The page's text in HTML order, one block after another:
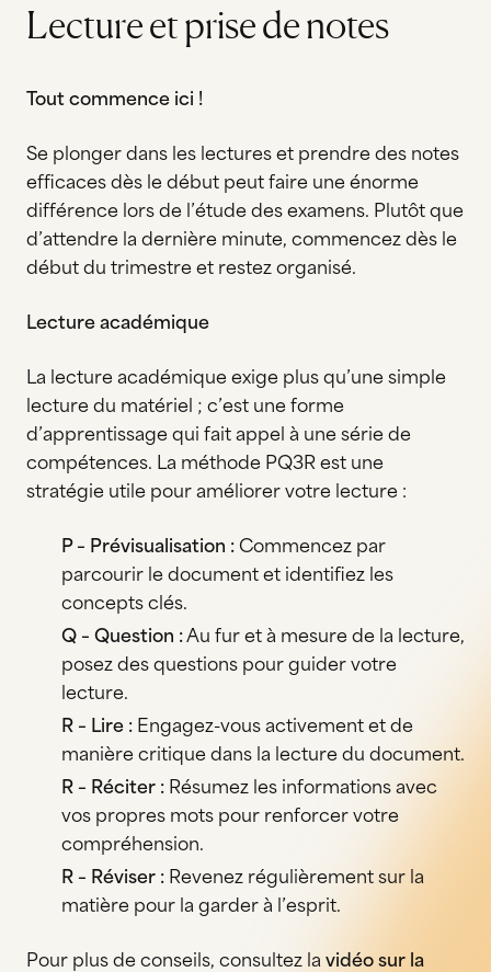
Lecture et prise de notes
Tout commence ici !
Se plonger dans les lectures et prendre des notes
efficaces dès le début peut faire une énorme
différence lors de l’étude des examens. Plutôt que
d’attendre la dernière minute, commencez dès le
début du trimestre et restez organisé.
Lecture académique
La lecture académique exige plus qu’une simple
lecture du matériel ; c’est une forme
d’apprentissage qui fait appel à une série de
compétences. La méthode PQ3R est une
stratégie utile pour améliorer votre lecture :
P – Prévisualisation : Commencez par
parcourir le document et identifiez les
concepts clés.
Q – Question :Au fur et à mesure de la lecture,
posez des questions pour guider votre
lecture.
R – Lire : Engagez-vous activement et de
manière critique dans la lecture du document.
R – Réciter : Résumez les informations avec
vos propres mots pour renforcer votre
compréhension.
R – Réviser : Revenez régulièrement sur la
matière pour la garder à l’esprit.
Pour plus de conseils, consultez la vidéo sur la